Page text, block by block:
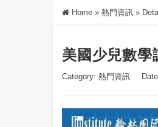
Home » 熱門資訊 »
美國少兒數學
Category: 熱門資訊